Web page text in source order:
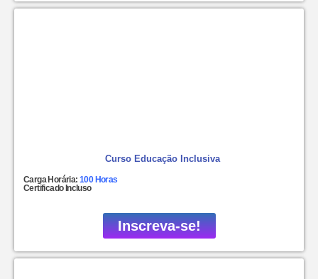
Curso Educação Inclusiva
Carga Horária:100 Horas
Certificado Incluso
Inscreva-se!